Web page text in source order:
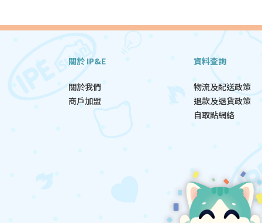
關於 IP&E
關於我們
商戶加盟
資料查詢
物流及配送政策
退款及退貨政策
自取點網絡